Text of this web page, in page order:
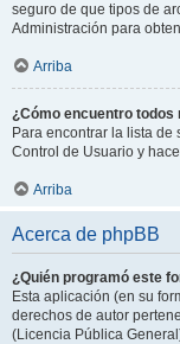
seguro de que tipos de
Administración para
Arriba
¿Cómo encuentro
Para encontrar la lista
Control de Usuario y
Arriba
Acerca de phpBB
¿Quién programó este
Esta aplicación (en su
derechos de autor
(Licencia Pública